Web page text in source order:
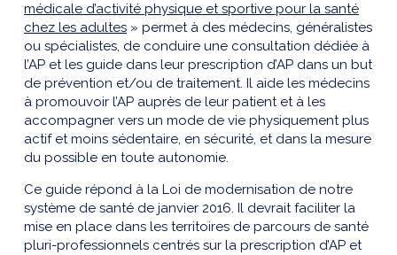
médicale d’activité physique et sportive pour la santé
chez les adultes » permet à des médecins, généralistes
ou spécialistes, de conduire une consultation dédiée à
l’AP et les guide dans leur prescription d’AP dans un but
de prévention et/ou de traitement. Il aide les médecins
à promouvoir l’AP auprès de leur patient et à les
accompagner vers un mode de vie physiquement plus
actif et moins sédentaire, en sécurité, et dans la mesure
du possible en toute autonomie.
Ce guide répond à la Loi de modernisation de notre
système de santé de janvier 2016. Il devrait faciliter la
mise en place dans les territoires de parcours de santé
pluri-professionnels centrés sur la prescription d’AP et